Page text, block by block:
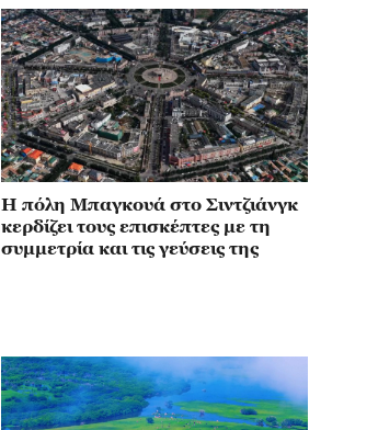
Η πόλη Μπαγκουά στο Σιντζιάνγκ
κερδίζει τους επισκέπτες με τη
συμμετρία και τις γεύσεις της